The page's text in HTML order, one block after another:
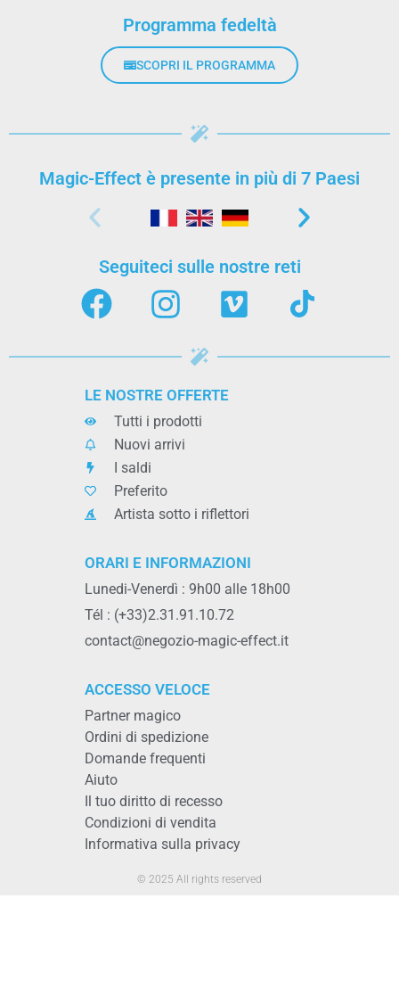
Programma fedeltà
SCOPRI IL PROGRAMMA
Magic-Effect è presente in più di 7 Paesi
Seguiteci sulle nostre reti
LE NOSTRE OFFERTE
Tutti i prodotti
Nuovi arrivi
I saldi
Preferito
Artista sotto i riflettori
ORARI E INFORMAZIONI
Lunedi-Venerdì : 9h00 alle 18h00
Tél : (+33)2.31.91.10.72
contact@negozio-magic-effect.it
ACCESSO VELOCE
Partner magico
Ordini di spedizione
Domande frequenti
Aiuto
Il tuo diritto di recesso
Condizioni di vendita
Informativa sulla privacy
© 2025 All rights reserved